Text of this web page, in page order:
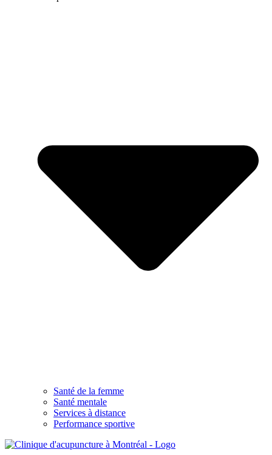
Santé de la femme
Santé mentale
Services à distance
Performance sportive